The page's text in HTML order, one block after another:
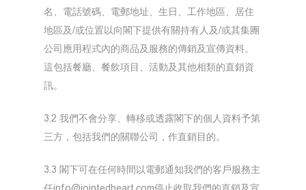
名、電話號碼、電郵地址、生日、工作地區、居住
地區及/或位置以向閣下提供有關持有人及/或其集團
公司應用程式內的商品及服務的傳銷及宣傳資料。
這包括餐廳、餐飲項目、活動及其他相類的直銷資
訊。
3.2 我們不會分享、轉移或透露閣下的個人資料予第
三方，包括我們的關聯公司，作直銷目的。
3.3 閣下可在任何時間以電郵通知我們的客戶服務主